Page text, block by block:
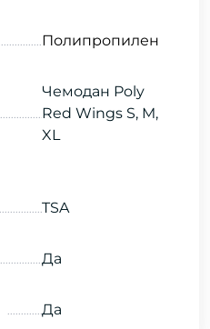
Полипропилен
Чемодан Poly
Red Wings S, M,
XL
TSA
Да
Да